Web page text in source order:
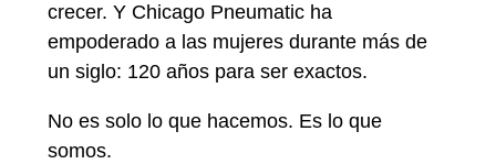
crecer. Y Chicago Pneumatic ha
empoderado a las mujeres durante más de
un siglo: 120 años para ser exactos.
No es solo lo que hacemos. Es lo que
somos.